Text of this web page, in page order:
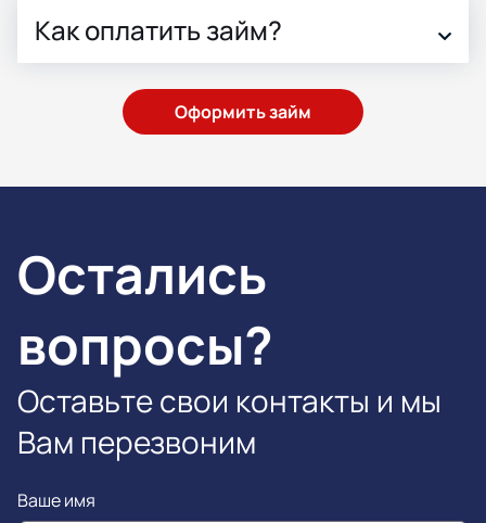
Как оплатить займ?
Оформить займ
Остались
вопросы?
Оставьте свои контакты и мы
Вам перезвоним
Ваше имя